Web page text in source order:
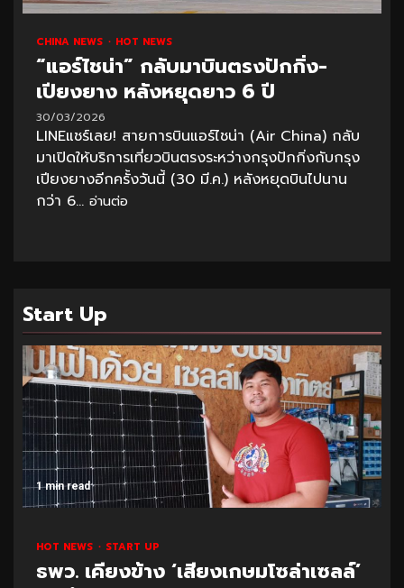
CHINA NEWS HOT NEWS
“แอร์ไชน่า” กลับมาบินตรงปักกิ่ง-
เปียงยาง หลังหยุดยาว 6 ปี
30/03/2026
LINEแชร์เลย! สายการบินแอร์ไชน่า (Air China) กลับ
มาเปิดให้บริการเที่ยวบินตรงระหว่างกรุงปักกิ่งกับกรุง
เปียงยางอีกครั้งวันนี้ (30 มี.ค.) หลังหยุดบินไปนาน
กว่า 6... อ่านต่อ
Start Up
1 min read
HOT NEWS START UP
ธพว. เคียงข้าง ‘เสียงเกษมโซล่าเซลล์’